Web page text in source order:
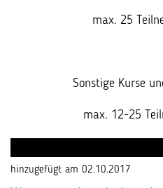
max. 25
Sonstige Kurse
max. 12-25
hinzugefügt am 02.10.2017